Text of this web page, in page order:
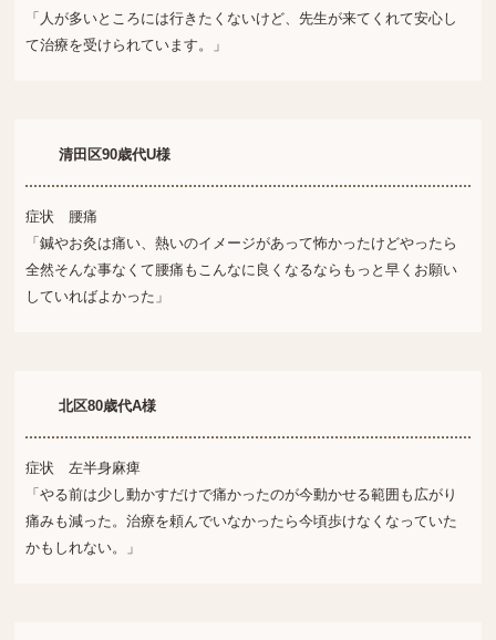
「人が多いところには行きたくないけど、先生が来てくれて安心し
て治療を受けられています。」
清田区90歳代U様
症状 腰痛
「鍼やお灸は痛い、熱いのイメージがあって怖かったけどやったら
全然そんな事なくて腰痛もこんなに良くなるならもっと早くお願い
していればよかった」
北区80歳代A様
症状 左半身麻痺
「やる前は少し動かすだけで痛かったのが今動かせる範囲も広がり
痛みも減った。治療を頼んでいなかったら今頃歩けなくなっていた
かもしれない。」